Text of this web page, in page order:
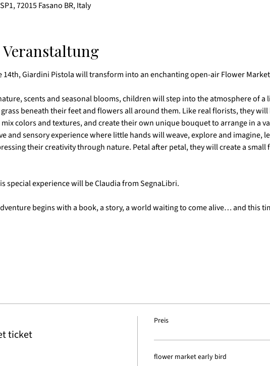
72015 Fasano BR, Italy
Veranstaltung
14th, Giardini Pistola will transform into an enchanting open-air Flower
scents and seasonal blooms, children will step into the atmosphere of
beneath their feet and flowers all around them. Like real florists, they
colors and textures, and create their own unique bouquet to arrange in a
and sensory experience where little hands will weave, explore and imagine,
their creativity through nature. Petal after petal, they will create a
special experience will be Claudia from SegnaLibri.
begins with a book, a story, a world waiting to come alive… and this
ticket
Preis
flower market early bird